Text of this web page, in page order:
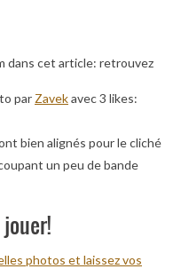
dans cet article: retrouvez
par Zavekavec 3 likes:
bien alignés pour le cliché
un peu de bande
photos et laissez vos